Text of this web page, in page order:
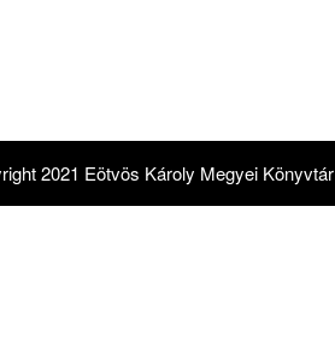
2021 Eötvös Károly Megyei Könyvtár